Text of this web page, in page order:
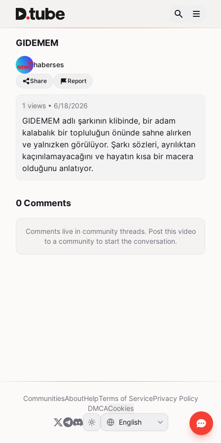
GIDEMEM
haberses
Share Report
1 views • 6/18/2026
GIDEMEM adlı şarkının klibinde, bir adam
kalabalık bir topluluğun önünde sahne alırken
ve yalnızken görülüyor. Şarkı sözleri, ayrılıktan
kaçınılamayacağını ve hayatın kısa bir macera
olduğunu anlatıyor.
0 Comments
Comments live in community threads. Post this video
to a community to start the conversation.
CommunitiesAboutHelpTerms of ServicePrivacy Policy
DMCACookies